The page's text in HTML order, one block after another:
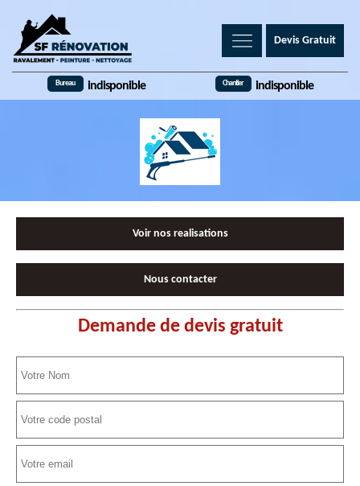
Devis Gratuit
Bureau indisponible Chantier indisponible
Voir nos realisations
Nous contacter
Demande de devis gratuit